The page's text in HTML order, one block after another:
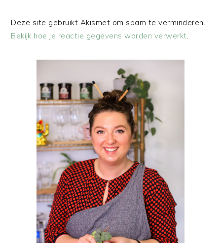
Deze site gebruikt Akismet om spam te verminderen.
Bekijk hoe je reactie gegevens worden verwerkt.